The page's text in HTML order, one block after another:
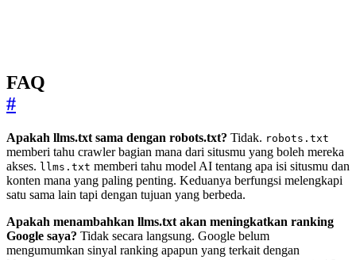
FAQ
#
Apakah llms.txt sama dengan robots.txt? Tidak. robots.txt
memberi tahu crawler bagian mana dari situsmu yang boleh mereka
akses. llms.txt memberi tahu model AI tentang apa isi situsmu dan
konten mana yang paling penting. Keduanya berfungsi melengkapi
satu sama lain tapi dengan tujuan yang berbeda.
Apakah menambahkan llms.txt akan meningkatkan ranking
Google saya? Tidak secara langsung. Google belum
mengumumkan sinyal ranking apapun yang terkait dengan